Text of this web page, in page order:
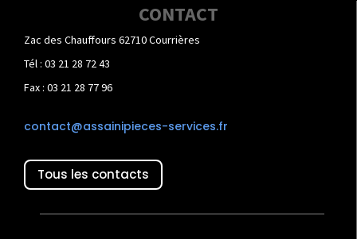
CONTACT
Zac des Chauffours 62710 Courrières
Tél : 03 21 28 72 43
Fax : 03 21 28 77 96
contact@assainipieces-services.fr
Tous les contacts